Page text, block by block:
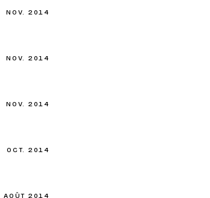
NOV. 2014
NOV. 2014
NOV. 2014
OCT. 2014
AOÛT 2014